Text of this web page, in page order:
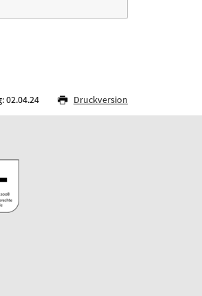
02.04.24 Druckversion